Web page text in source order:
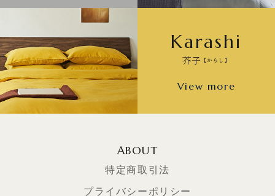
Karashi
芥子 【からし】
View more
ABOUT
特定商取引法
プライバシーポリシー